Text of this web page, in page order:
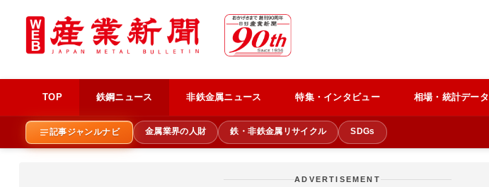
TOP 鉄鋼ニュース 非鉄金属ニュース 特集・インタビュー 相場・統計データ
記事ジャンルナビ 金属業界の人財 鉄・非鉄金属リサイクル SDGs
ADVERTISEMENT